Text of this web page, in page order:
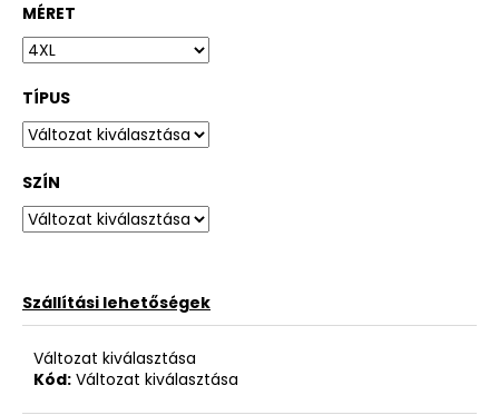
MÉRET
TÍPUS
SZÍN
Szállítási lehetőségek
Változat kiválasztása
Kód: Változat kiválasztása